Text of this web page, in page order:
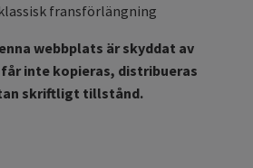
fransförlängning
webbplats är skyddat av
inte kopieras, distribueras
skriftligt tillstånd.